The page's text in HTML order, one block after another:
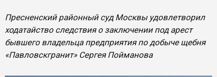
Пресненский районный суд Москвы удовлетворил
ходатайство следствия о заключении под арест
бывшего владельца предприятия по добыче щебня
«Павловскгранит» Сергея Пойманова